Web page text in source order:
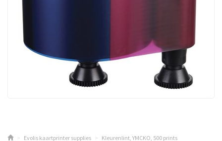
> Evolis kaartprinter supplies > Kleurenlint, YMCKO, 500 prints